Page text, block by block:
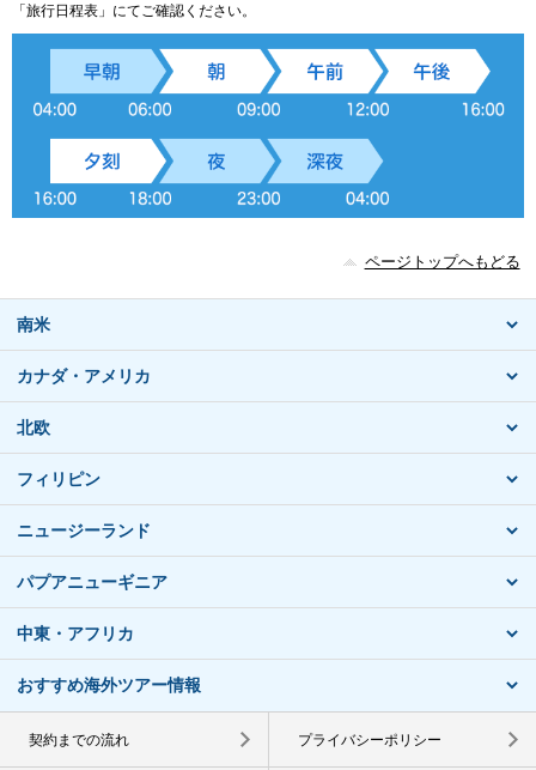
「旅行日程表」にてご確認ください。
ページトップへもどる
南米
カナダ・アメリカ
北欧
フィリピン
ニュージーランド
パプアニューギニア
中東・アフリカ
おすすめ海外ツアー情報
契約までの流れ プライバシーポリシー